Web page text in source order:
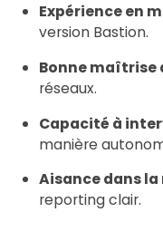
Expérience en
version Bastion.
Bonne maîtrise
réseaux.
Capacité à
manière
Aisance dans
reporting clair.